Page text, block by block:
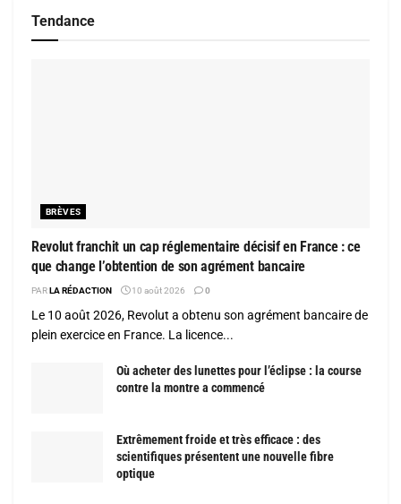
Tendance
BRÈVES
Revolut franchit un cap réglementaire décisif en France : ce
que change l’obtention de son agrément bancaire
PARLA RÉDACTION 10 août 2026 0
Le 10 août 2026, Revolut a obtenu son agrément bancaire de
plein exercice en France. La licence...
Où acheter des lunettes pour l’éclipse : la course
contre la montre a commencé
Extrêmement froide et très efficace : des
scientifiques présentent une nouvelle fibre
optique